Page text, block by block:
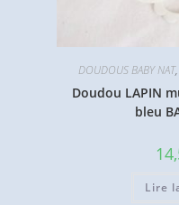
DOUDOUS BABY NAT,
Doudou LAPIN
bleu
Lire